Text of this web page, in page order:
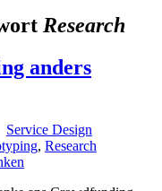
Research
anders
Service Design
, Research